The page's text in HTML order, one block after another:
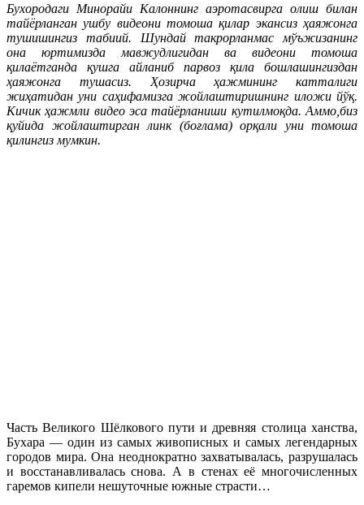
Бухородаги Минорайи Калоннинг аэротасвирга олиш билан
тайёрланган ушбу видеони томоша қилар экансиз ҳаяжонга
тушишингиз табиий. Шундай такрорланмас мўъжизанинг
она юртимизда мавжудлигидан ва видеони томоша
қилаётганда қушга айланиб парвоз қила бошлашингиздан
ҳаяжонга тушасиз. Ҳозирча ҳажмининг катталиги
жиҳатидан уни саҳифамизга жойлаштиришнинг иложи йўқ.
Кичик ҳажмли видео эса тайёрланиши кутилмоқда. Аммо,биз
қуйида жойлаштирган линк (боғлама) орқали уни томоша
қилингиз мумкин.
Часть Великого Шёлкового пути и древняя столица ханства,
Бухара — один из самых живописных и самых легендарных
городов мира. Она неоднократно захватывалась, разрушалась
и восстанавливалась снова. А в стенах её многочисленных
гаремов кипели нешуточные южные страсти…